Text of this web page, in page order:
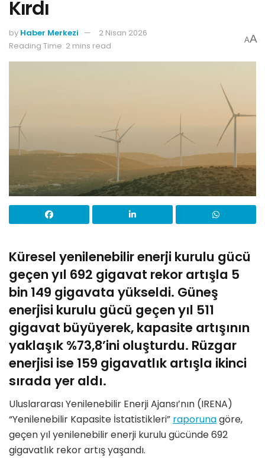
Kırdı
by Haber Merkezi
2 Nisan 2026
Reading Time: 2 mins read
AA
Küresel yenilenebilir enerji kurulu gücü
geçen yıl 692 gigavat rekor artışla 5
bin 149 gigavata yükseldi. Güneş
enerjisi kurulu gücü geçen yıl 511
gigavat büyüyerek, kapasite artışının
yaklaşık %73,8’ini oluşturdu. Rüzgar
enerjisi ise 159 gigavatlık artışla ikinci
sırada yer aldı.
Uluslararası Yenilenebilir Enerji Ajansı’nın (IRENA)
“Yenilenebilir Kapasite İstatistikleri” raporunagöre,
geçen yıl yenilenebilir enerji kurulu gücünde 692
gigavatlık rekor artış yaşandı.